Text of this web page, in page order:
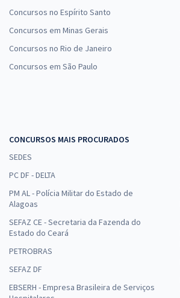
Concursos no Espírito Santo
Concursos em Minas Gerais
Concursos no Rio de Janeiro
Concursos em São Paulo
CONCURSOS MAIS PROCURADOS
SEDES
PC DF - DELTA
PM AL - Polícia Militar do Estado de
Alagoas
SEFAZ CE - Secretaria da Fazenda do
Estado do Ceará
PETROBRAS
SEFAZ DF
EBSERH - Empresa Brasileira de Serviços